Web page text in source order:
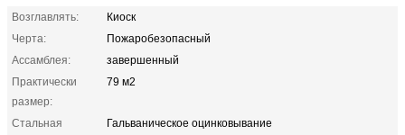
Возглавлять:
Киоск
Черта:
Пожаробезопасный
Ассамблея:
завершенный
Практически
размер:
79 м2
Стальная
Гальваническое оцинковывание